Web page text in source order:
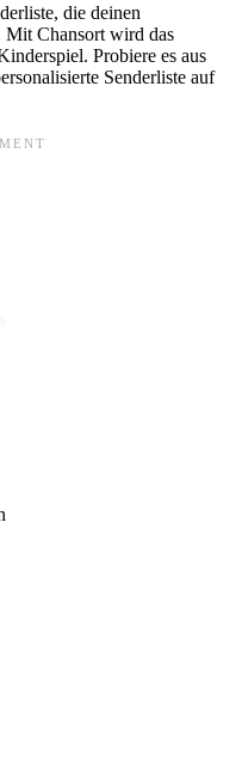
die deinen
Mit Chansort wird das
Probiere es aus
Senderliste auf